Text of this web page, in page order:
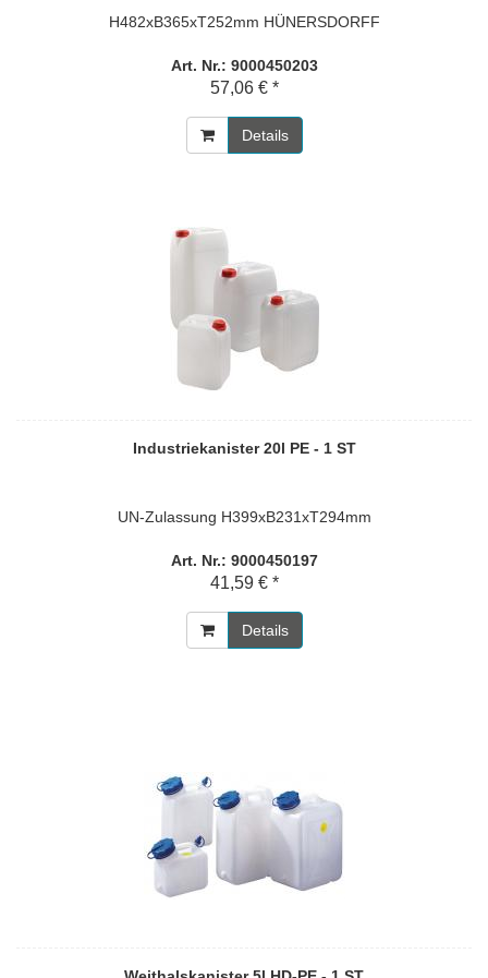
H482xB365xT252mm HÜNERSDORFF
Art. Nr.: 9000450203
57,06 € *
Details
Industriekanister 20l PE - 1 ST
UN-Zulassung H399xB231xT294mm
Art. Nr.: 9000450197
41,59 € *
Details